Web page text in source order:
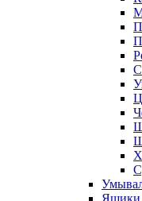
Ящики